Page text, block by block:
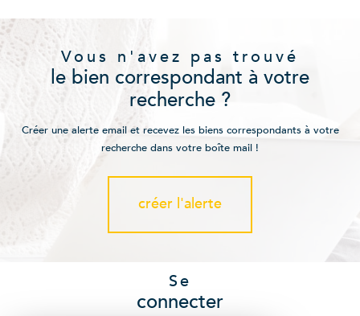
Vous n'avez pas trouvé
le bien correspondant à votre
recherche ?
Créer une alerte email et recevez les biens correspondants à votre
recherche dans votre boîte mail !
créer l'alerte
Se
connecter